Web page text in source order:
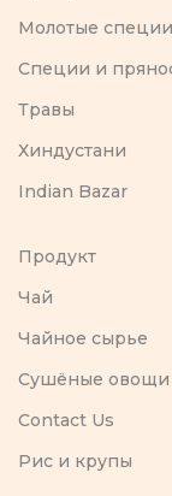
Молотые специи
Специи и
Травы
Хиндустани
Indian Bazar
Продукт
Чай
Чайное сырье
Сушёные овощи
Contact Us
Рис и крупы